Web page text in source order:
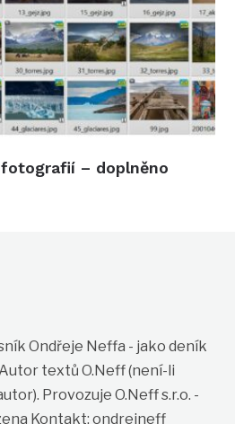
– doplněno
Ondřeje Neffa - jako deník
textů O.Neff (není-li
Provozuje O.Neff s.r.o. -
Kontakt: ondrejneff